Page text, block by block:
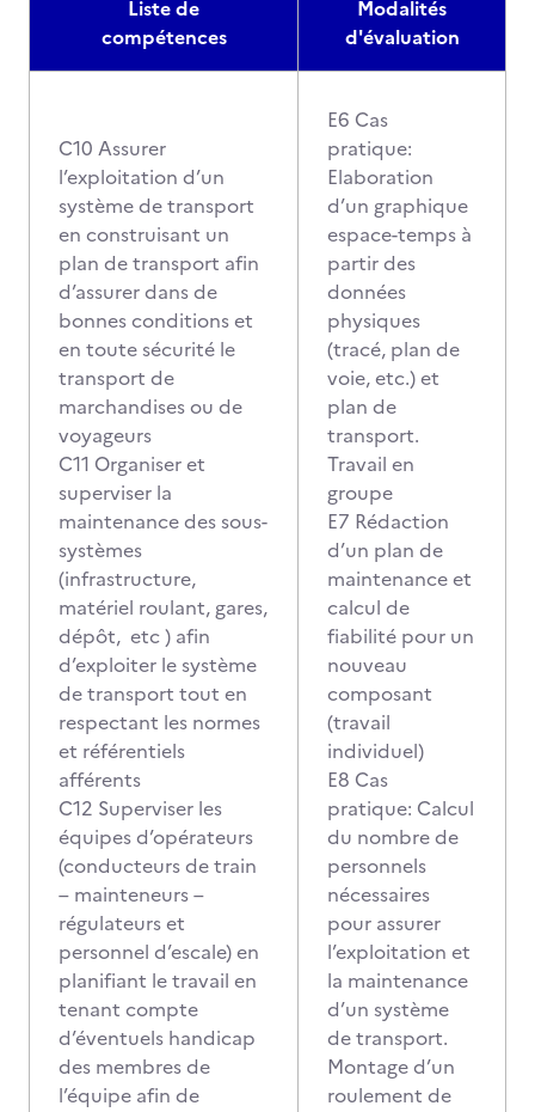
Liste de
compétences
Modalités
d'évaluation
C10 Assurer
l’exploitation d’un
système de transport
en construisant un
plan de transport afin
d’assurer dans de
bonnes conditions et
en toute sécurité le
transport de
marchandises ou de
voyageurs
C11 Organiser et
superviser la
maintenance des sous-
systèmes
(infrastructure,
matériel roulant, gares,
dépôt, etc ) afin
d’exploiter le système
de transport tout en
respectant les normes
et référentiels
afférents
C12 Superviser les
équipes d’opérateurs
(conducteurs de train
– mainteneurs –
régulateurs et
personnel d’escale) en
planifiant le travail en
tenant compte
d’éventuels handicap
des membres de
l’équipe afin de
E6 Cas
pratique:
Elaboration
d’un graphique
espace-temps à
partir des
données
physiques
(tracé, plan de
voie, etc.) et
plan de
transport.
Travail en
groupe
E7 Rédaction
d’un plan de
maintenance et
calcul de
fiabilité pour un
nouveau
composant
(travail
individuel)
E8 Cas
pratique: Calcul
du nombre de
personnels
nécessaires
pour assurer
l’exploitation et
la maintenance
d’un système
de transport.
Montage d’un
roulement de